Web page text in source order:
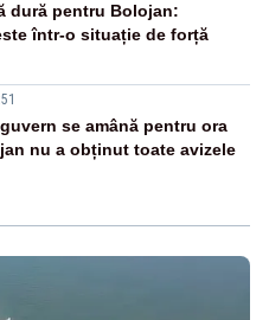
dură pentru Bolojan:
într-o situație de forță
se amână pentru ora
nu a obținut toate avizele